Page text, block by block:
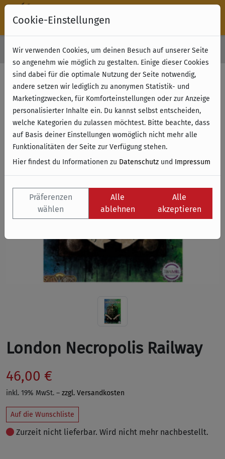
Kostenloser Versand & Retoure ab 49 € (innerhalb Deutschlands)
London Necropolis Railway
46,00 €
inkl. 19% MwSt. – zzgl. Versandkosten
Auf die Wunschliste
Zurzeit nicht lieferbar. Wird nicht mehr nachbestellt.
Cookie-Einstellungen
Wir verwenden Cookies, um deinen Besuch auf unserer Seite
so angenehm wie möglich zu gestalten. Einige dieser Cookies
sind dabei für die optimale Nutzung der Seite notwendig,
andere setzen wir lediglich zu anonymen Statistik- und
Marketingzwecken, für Komforteinstellungen oder zur Anzeige
personalisierter Inhalte ein. Du kannst selbst entscheiden,
welche Kategorien du zulassen möchtest. Bitte beachte, dass
auf Basis deiner Einstellungen womöglich nicht mehr alle
Funktionalitäten der Seite zur Verfügung stehen.
Hier findest du Informationen zu Datenschutz und Impressum
Präferenzen
wählen
Alle
ablehnen
Alle
akzeptieren